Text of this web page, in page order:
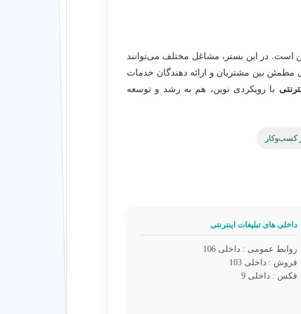
است. در این بستر، مشاغل مختلف می‌توانند
مطمئن بین مشتریان و ارائه دهندگان خدمات
با رویکردی نوین، هم به رشد و توسعه
کسب‌وکار
داخلی های تبلیغات اینترنتی
روابط عمومی : داخلی 106
فروش : داخلی 103
فکس : داخلی 9